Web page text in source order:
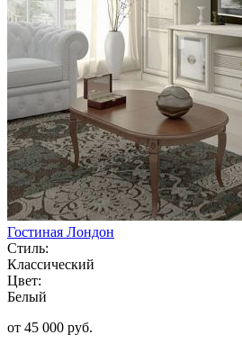
Гостиная Лондон
Стиль:
Классический
Цвет:
Белый
от 45 000 руб.